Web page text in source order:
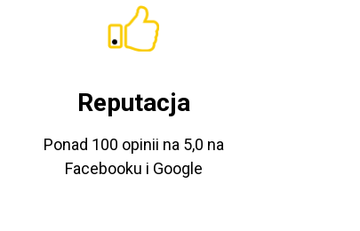
Reputacja
Ponad 100 opinii na 5,0 na
Facebooku i Google